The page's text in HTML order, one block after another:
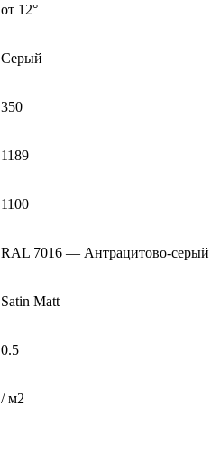
от 12°
Серый
350
1189
1100
RAL 7016 — Антрацитово-серый
Satin Matt
0.5
/ м2